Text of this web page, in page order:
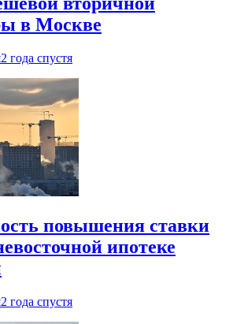
в Москве
2 года спустя
повышения ставки
ипотеке
2 года спустя